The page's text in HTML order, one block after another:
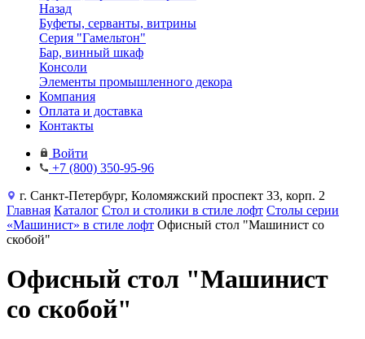
Назад
Буфеты, серванты, витрины
Серия "Гамельтон"
Бар, винный шкаф
Консоли
Элементы промышленного декора
Компания
Оплата и доставка
Контакты
Войти
+7 (800) 350-95-96
г. Санкт-Петербург, Коломяжский проспект 33, корп. 2
Главная Каталог Стол и столики в стиле лофт Столы серии
«Машинист» в стиле лофт Офисный стол "Машинист со
скобой"
Офисный стол "Машинист
со скобой"